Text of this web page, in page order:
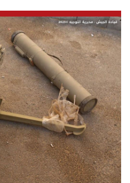
منوّعات
حظّك اليوم
للتاريخ
فيديو
من نحن